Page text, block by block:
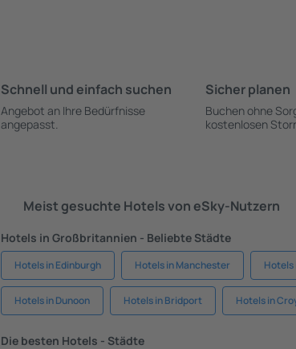
Schnell und einfach suchen
Angebot an Ihre Bedürfnisse
angepasst.
Sicher planen
Buchen ohne
kostenlosen
Meist gesuchte Hotels von eSky-Nutzern
Hotels in Großbritannien - Beliebte Städte
Hotels in Edinburgh Hotels in Manchester Hotels
Hotels in Dunoon Hotels in Bridport Hotels in
Die besten Hotels - Städte